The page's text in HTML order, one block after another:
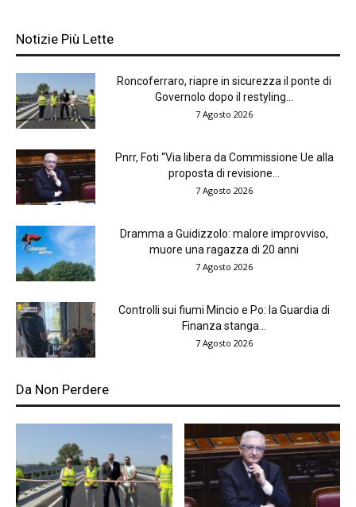
Notizie Più Lette
Roncoferraro, riapre in sicurezza il ponte di
Governolo dopo il restyling...
7 Agosto 2026
Pnrr, Foti “Via libera da Commissione Ue alla
proposta di revisione...
7 Agosto 2026
Dramma a Guidizzolo: malore improvviso,
muore una ragazza di 20 anni
7 Agosto 2026
Controlli sui fiumi Mincio e Po: la Guardia di
Finanza stanga...
7 Agosto 2026
Da Non Perdere